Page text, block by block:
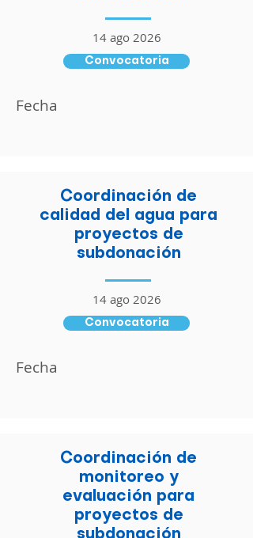
14 ago 2026
Convocatoria
Fecha
Coordinación de
calidad del agua para
proyectos de
subdonación
14 ago 2026
Convocatoria
Fecha
Coordinación de
monitoreo y
evaluación para
proyectos de
subdonación